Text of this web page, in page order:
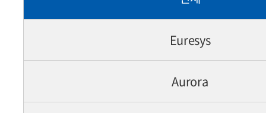
Euresys
Aurora